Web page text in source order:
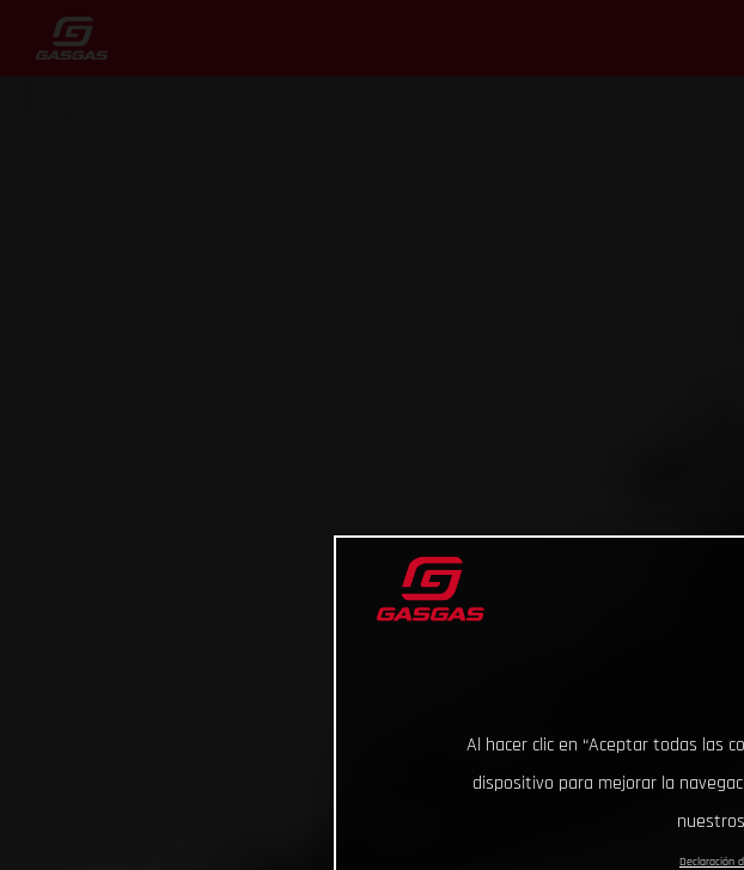
Al hacer clic en “Aceptar todas las
dispositivo para mejorar la
Declaración